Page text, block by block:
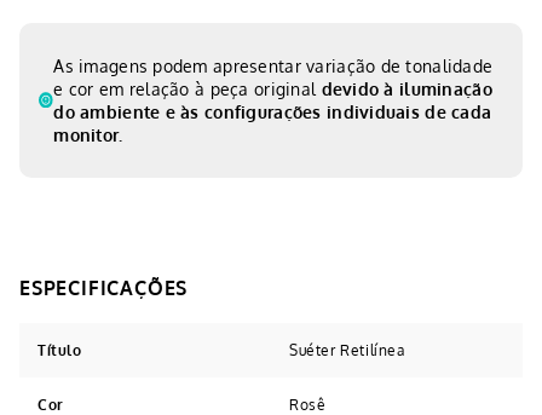
As imagens podem apresentar variação de tonalidade
e cor em relação à peça original devido à iluminação
do ambiente e às configurações individuais de cada
monitor.
Título Suéter Retilínea
Cor Rosê